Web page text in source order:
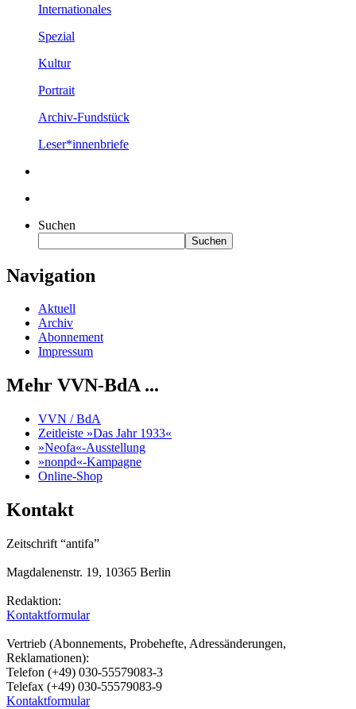
Internationales
Spezial
Kultur
Portrait
Archiv-Fundstück
Leser*innenbriefe
Suchen
Suchen
Navigation
Aktuell
Archiv
Abonnement
Impressum
Mehr VVN-BdA ...
VVN / BdA
Zeitleiste »Das Jahr 1933«
»Neofa«-Ausstellung
»nonpd«-Kampagne
Online-Shop
Kontakt
Zeitschrift “antifa”
Magdalenenstr. 19, 10365 Berlin
Redaktion:
Kontaktformular
Vertrieb (Abonnements, Probehefte, Adressänderungen,
Reklamationen):
Telefon (+49) 030-55579083-3
Telefax (+49) 030-55579083-9
Kontaktformular